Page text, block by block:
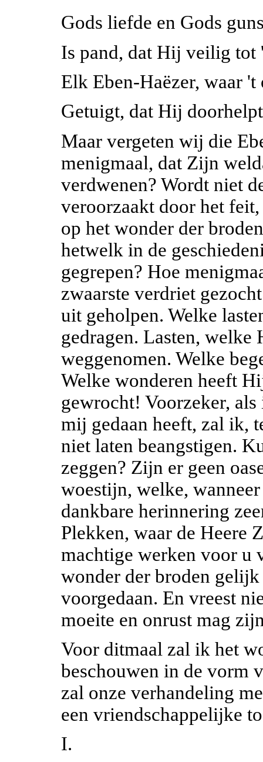
Gods liefde en Gods
Is pand, dat Hij veilig tot
Elk Eben-Haëzer, waar 't
Getuigt, dat Hij
Maar vergeten wij die
menigmaal, dat Zijn
verdwenen? Wordt niet
veroorzaakt door het
op het wonder der
hetwelk in de
gegrepen? Hoe
zwaarste verdriet
uit geholpen. Welke
gedragen. Lasten, welke
weggenomen. Welke
Welke wonderen heeft
gewrocht! Voorzeker,
mij gedaan heeft, zal ik,
niet laten beangstigen.
zeggen? Zijn er geen
woestijn, welke,
dankbare herinnering
Plekken, waar de Heere
machtige werken voor u
wonder der broden
voorgedaan. En vreest
moeite en onrust mag
Voor ditmaal zal ik het
beschouwen in de vorm
zal onze verhandeling
een vriendschappelijke
I.